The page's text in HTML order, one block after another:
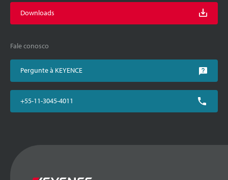
Downloads
Fale conosco
Pergunte à KEYENCE
+55-11-3045-4011